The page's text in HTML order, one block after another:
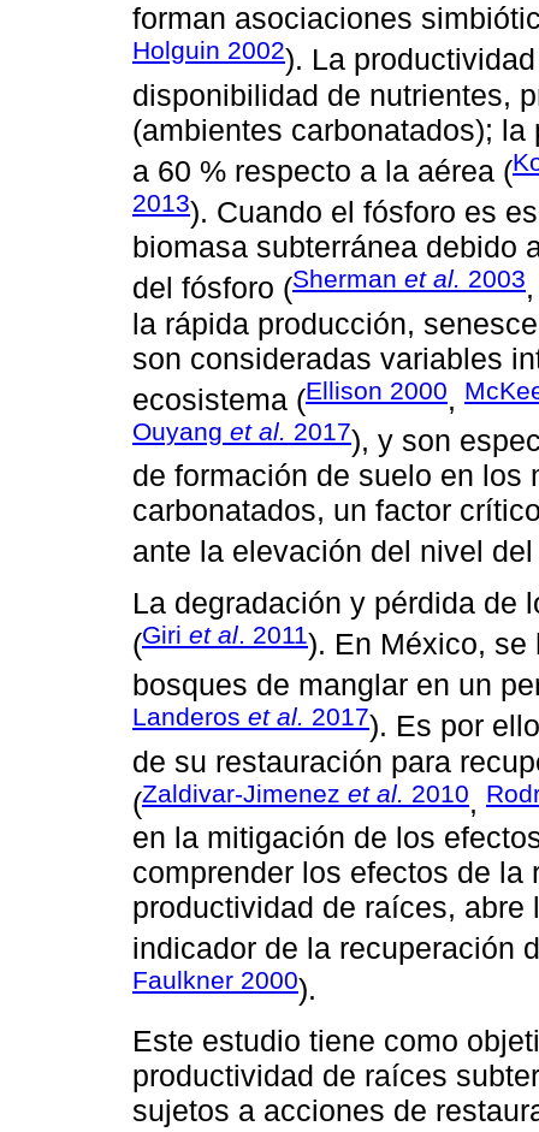
forman asociaciones
Holguin 2002). La
disponibilidad de nutrientes,
(ambientes carbonatados);
a 60 % respecto a la aérea (
2013). Cuando el fósforo es
biomasa subterránea debido
del fósforo (Sherman et al. 2003
la rápida producción,
son consideradas variables
ecosistema (Ellison 2000,
Ouyang et al. 2017), y son
de formación de suelo en los
carbonatados, un factor
ante la elevación del nivel
La degradación y pérdida de
(Giri et al. 2011). En México, se
bosques de manglar en un
Landeros et al. 2017). Es por
de su restauración para
(Zaldivar-Jimenez et al. 2010,
en la mitigación de los
comprender los efectos de
productividad de raíces,
indicador de la recuperación
Faulkner 2000).
Este estudio tiene como
productividad de raíces
sujetos a acciones de